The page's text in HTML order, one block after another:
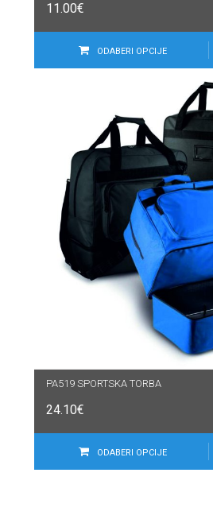
11.00€
ODABERI OPCIJE
PA519 SPORTSKA TORBA
24.10€
ODABERI OPCIJE